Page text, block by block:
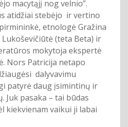
macytąjį nog velnio”.
atidžiai stebėjo ir vertino
etnologė Gražina
(teta Beta) ir
mokytoja ekspertė
Nors Patricija netapo
dalyvavimu
patyrė daug įsimintinų ir
Juk pasaka – tai būdas
kiekvienam vaikui ji labai